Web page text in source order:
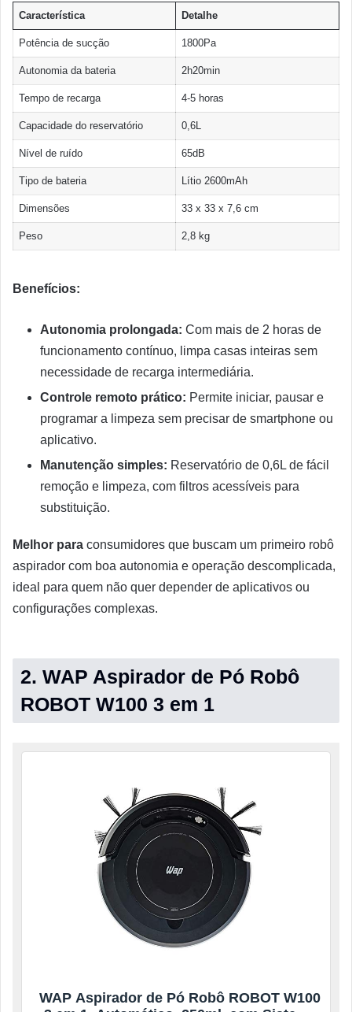
Característica Detalhe
Potência de sucção 1800Pa
Autonomia da bateria 2h20min
Tempo de recarga 4-5 horas
Capacidade do reservatório 0,6L
Nível de ruído 65dB
Tipo de bateria Lítio 2600mAh
Dimensões 33 x 33 x 7,6 cm
Peso 2,8 kg
Benefícios:
Autonomia prolongada: Com mais de 2 horas de
funcionamento contínuo, limpa casas inteiras sem
necessidade de recarga intermediária.
Controle remoto prático: Permite iniciar, pausar e
programar a limpeza sem precisar de smartphone ou
aplicativo.
Manutenção simples: Reservatório de 0,6L de fácil
remoção e limpeza, com filtros acessíveis para
substituição.
Melhor para consumidores que buscam um primeiro robô
aspirador com boa autonomia e operação descomplicada,
ideal para quem não quer depender de aplicativos ou
configurações complexas.
2. WAP Aspirador de Pó Robô
ROBOT W100 3 em 1
WAP Aspirador de Pó Robô ROBOT W100